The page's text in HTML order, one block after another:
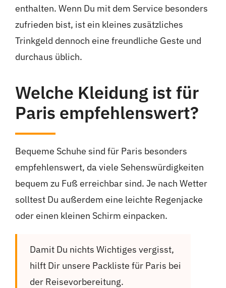
enthalten. Wenn Du mit dem Service besonders
zufrieden bist, ist ein kleines zusätzliches
Trinkgeld dennoch eine freundliche Geste und
durchaus üblich.
Welche Kleidung ist für
Paris empfehlenswert?
Bequeme Schuhe sind für Paris besonders
empfehlenswert, da viele Sehenswürdigkeiten
bequem zu Fuß erreichbar sind. Je nach Wetter
solltest Du außerdem eine leichte Regenjacke
oder einen kleinen Schirm einpacken.
Damit Du nichts Wichtiges vergisst,
hilft Dir unsere Packliste für Paris bei
der Reisevorbereitung.